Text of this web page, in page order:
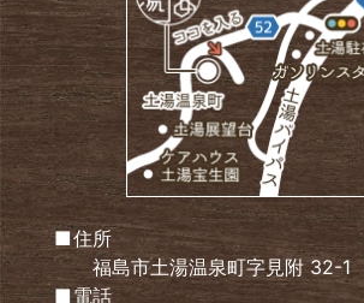
住所
福島市土湯温泉町字見附 32-1
電話